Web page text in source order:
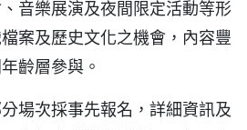
音樂展演及夜間限定活動等形
案及歷史文化之機會，內容豐
齡層參與。
場次採事先報名，詳細資訊及